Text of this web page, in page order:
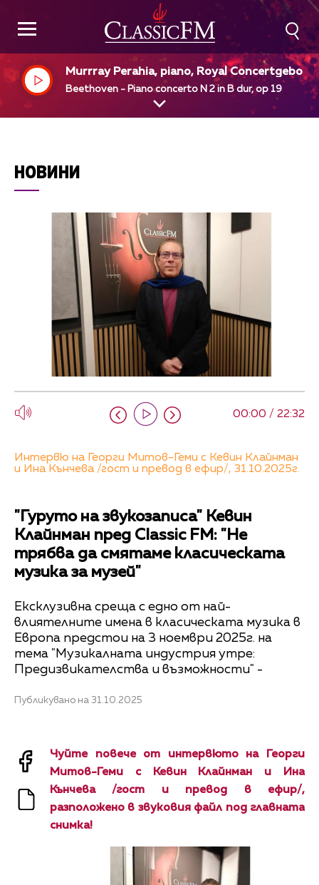
Murrray Perahia, piano, Royal Concertgebouw
Orcestra, Amsterdam, Bernard Haitink, dir
Beethoven - Piano concerto N 2 in B dur, op 19
НОВИНИ
00:00 / 22:32
Интервю на Георги Митов-Геми с Кевин Клайнман
и Ина Кънчева /гост и превод в ефир/, 31.10.2025г.
"Гуруто на звукозаписа" Кевин
Клайнман пред Classic FM: "Не
трябва да смятаме класическата
музика за музей"
Ексклузивна среща с едно от най-
влиятелните имена в класическата музика в
Европа предстои на 3 ноември 2025г. на
тема "Музикалната индустрия утре:
Предизвикателства и възможности" -
Публикувано на 31.10.2025
Чуйте повече от интервюто на Георги
Митов-Геми с Кевин Клайнман и Ина
Кънчева /гост и превод в ефир/,
разположено в звуковия файл под главната
снимка!